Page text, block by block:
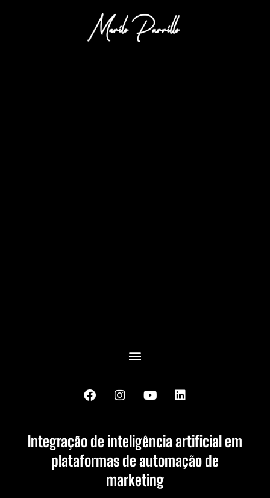
Integração de inteligência artificial em
plataformas de automação de
marketing